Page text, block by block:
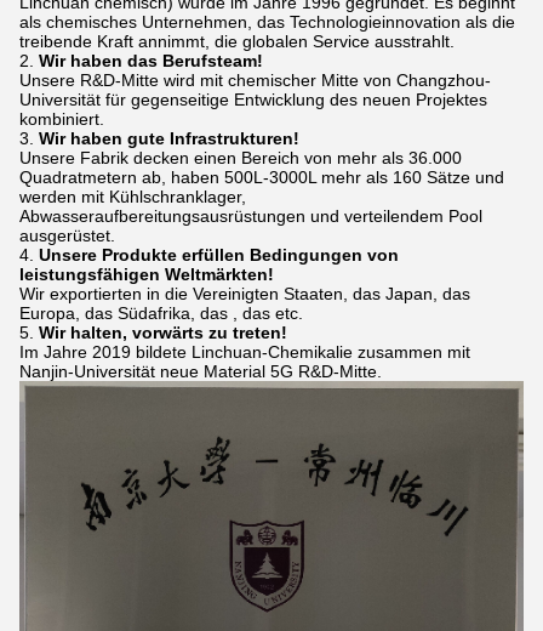
als chemisches Unternehmen, das Technologieinnovation als die
treibende Kraft annimmt, die globalen Service ausstrahlt.
2. Wir haben das Berufsteam!
Unsere R&D-Mitte wird mit chemischer Mitte von Changzhou-
Universität für gegenseitige Entwicklung des neuen Projektes
kombiniert.
3. Wir haben gute Infrastrukturen!
Unsere Fabrik decken einen Bereich von mehr als 36.000
Quadratmetern ab, haben 500L-3000L mehr als 160 Sätze und
werden mit Kühlschranklager,
Abwasseraufbereitungsausrüstungen und verteilendem Pool
ausgerüstet.
4. Unsere Produkte erfüllen Bedingungen von
leistungsfähigen Weltmärkten!
Wir exportierten in die Vereinigten Staaten, das Japan, das
Europa, das Südafrika, das , das etc.
5. Wir halten, vorwärts zu treten!
Im Jahre 2019 bildete Linchuan-Chemikalie zusammen mit
Nanjin-Universität neue Material 5G R&D-Mitte.